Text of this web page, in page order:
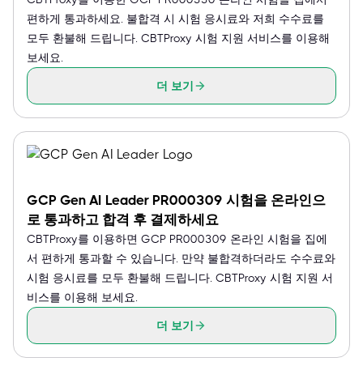
편하게 통과하세요. 불합격 시 시험 응시료와 저희 수수료를
모두 환불해 드립니다. CBTProxy 시험 지원 서비스를 이용해
보세요.
더 보기
GCP Gen AI Leader PR000309 시험을 온라인으
로 통과하고 합격 후 결제하세요
CBTProxy를 이용하면 GCP PR000309 온라인 시험을 집에
서 편하게 통과할 수 있습니다. 만약 불합격하더라도 수수료와
시험 응시료를 모두 환불해 드립니다. CBTProxy 시험 지원 서
비스를 이용해 보세요.
더 보기